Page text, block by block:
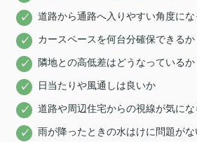
道路から通路へ入りやすい角度に
カースペースを何台分確保できるか
隣地との高低差はどうなっているか
日当たりや風通しは良いか
道路や周辺住宅からの視線が気に
雨が降ったときの水はけに問題がな